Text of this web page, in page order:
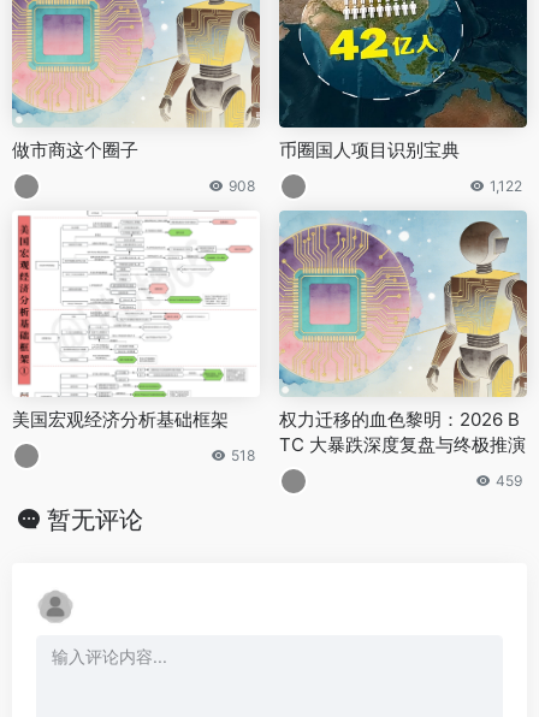
做市商这个圈子
908
币圈国人项目识别宝典
1,122
美国宏观经济分析基础框架
518
权力迁移的血色黎明：2026 B
TC 大暴跌深度复盘与终极推演
459
暂无评论